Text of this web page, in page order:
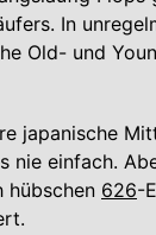
In
Old- und
japanische
nie einfach.
hübschen 626-